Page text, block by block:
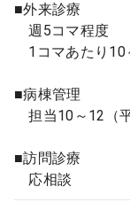
■外来診療
週5コマ程度
1コマあたり10
■病棟管理
担当10～12（
■訪問診療
応相談